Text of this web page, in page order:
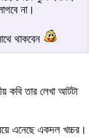
না।
থাকবেন
কবি তার লেখা আটটা
এনেছে একদল খচ্চর।